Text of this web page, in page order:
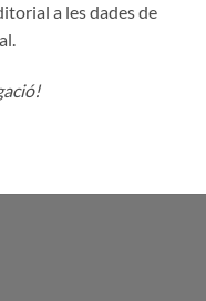
a les dades de